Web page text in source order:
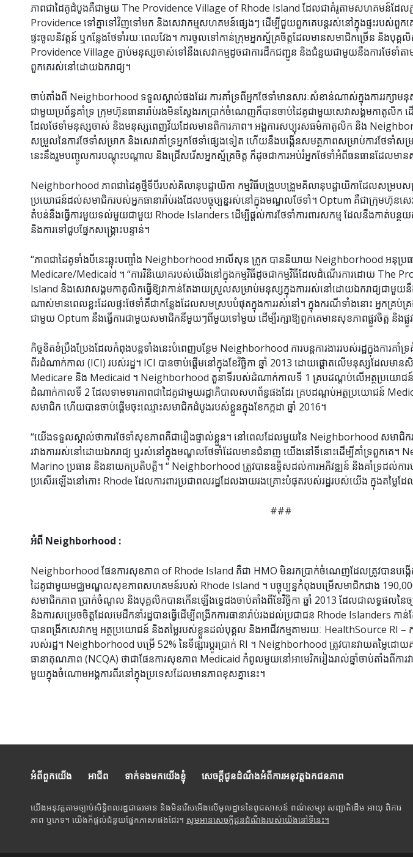
ភាពជាដៃគូដំបូងគឺជាមួយ The Providence Village of Rhode Island ដែលជាគំរូតាមសហគមន៍ដែ
Providence ទៅគ្នាទៅវិញទៅមក និងសេវាកម្មសហគមន៍ផ្សេងៗ ដើម្បីជួយពួកគេបន្តរស់នៅក្នុងផ្ទះរបស់ពួក
ផ្ទះចូលនិវត្តន៍ ឬកន្លែងថែទាំរយៈពេលវែង។ ការចូលទៅកាន់ក្រុមអ្នកស្ម័គ្រចិត្តដែលមានសមាជិកច្រើន និងបុគ្
Providence Village ភ្ជាប់មនុស្សចាស់ទៅនឹងសេវាកម្មដូចជាការដឹកជញ្ជូន និងជំនួយជាមួយនឹងការថែទាំតា
ពួកគេរស់នៅដោយឯករាជ្យ។
ចាប់តាំងពី Neighborhood ទទួលស្គាល់ផងដែរ ការគាំទ្រពីអ្នកថែទាំមានសារៈសំខាន់ណាស់ក្នុងការរក្ស
ជាមួយប្រព័ន្ធគាំទ្រ ក្រុមហ៊ុនធានារ៉ាប់រងមិនស្វែងរកប្រាក់ចំណេញក៏បានចាប់ដៃគូជាមួយសេវាសង្គមកាតូលិក ដ
ដែលថែទាំមនុស្សចាស់ និងមនុស្សពេញវ័យដែលមានពិការភាព។ អង្គការសប្បុរសធម៌កាតូលិក និង
សម្រួលនៃការថែទាំសម្រាក និងសេវាគាំទ្រអ្នកថែទាំផ្សេងទៀត ហើយនឹងបង្កើនសមត្ថភាពសម្រាប់ការថែទាំ
នេះនឹងរួមបញ្ចូលការបណ្តុះបណ្តាល និងជ្រើសរើសអ្នកស្ម័គ្រចិត្ត ក៏ដូចជាការអប់រំអ្នកថែទាំអំពីធនធានដែលមា
Neighborhood ភាពជាដៃគូថ្មីទីបីរបស់គិលានុបដ្ឋាយិកា កម្មវិធីបង្រួបបង្រួមគិលានុបដ្ឋាយិកាដែលសម្រ
ប្រយោជន៍ដល់សមាជិករបស់អ្នកធានារ៉ាប់រងដែលបច្ចុប្បន្នរស់នៅក្នុងមណ្ឌលថែទាំ។ Optum គឺជាក្រុមហ៊ុនស
តំបន់នឹងធ្វើការមួយទល់មួយជាមួយ Rhode Islanders ដើម្បីផ្តល់ការថែទាំការពារសកម្ម ដែលនឹងកាត់បន្ថយ
និងការទៅជួបផ្នែកសង្គ្រោះបន្ទាន់។
“ភាពជាដៃគូទាំងបីនេះឆ្លុះបញ្ចាំង Neighborhood អាលីសុន ក្រូក បាននិយាយ Neighborhood អនុប្
Medicare/Medicaid ។ “ការវិនិយោគរបស់យើងនៅក្នុងកម្មវិធីដូចជាកម្មវិធីដែលដំណើរការដោយ The
Island និងសេវាសង្គមកាតូលិកធ្វើឱ្យវាកាន់តែងាយស្រួលសម្រាប់មនុស្សក្នុងការរស់នៅដោយឯករាជ្យជាមួយនឹង
ណាស់មានពេលខ្លះដែលផ្ទះថែទាំគឺជាកន្លែងដែលសមស្របបំផុតក្នុងការរស់នៅ។ ក្នុង​ករណី​ទាំង​នោះ អ្នក​គ្រប់​
ជាមួយ Optum នឹង​ធ្វើ​ការ​ជាមួយ​សមាជិក​នីមួយៗ​ពី​មួយ​ទៅ​មួយ ដើម្បី​រក្សា​ឱ្យ​ពួកគេ​មាន​សុខភាព​ផ្លូវ​ចិត្ត និង​ផ្លូ
កិច្ចខិតខំប្រឹងប្រែងដែលកំពុងបន្តទាំងនេះបំពេញបន្ថែម Neighborhood ការបន្តការងាររបស់រដ្ឋក្នុងការគាំទ្រ
ពីរដំណាក់កាល (ICI) របស់រដ្ឋ។ ICI បានចាប់ផ្តើមនៅក្នុងខែវិច្ឆិកា ឆ្នាំ 2013 ដោយផ្តោតលើមនុស្សដែលមា
Medicare និង Medicaid ។ Neighborhood តួនាទីរបស់ដំណាក់កាលទី 1 គ្របដណ្តប់លើអត្ថប្រយោជន៍
ដំណាក់កាលទី 2 ដែលទាមទារភាពជាដៃគូជាមួយរដ្ឋាភិបាលសហព័ន្ធផងដែរ គ្របដណ្តប់អត្ថប្រយោជន៍
សមាជិក ហើយបានចាប់ផ្តើមចុះឈ្មោះសមាជិកដំបូងរបស់ខ្លួនក្នុងខែកក្កដា ឆ្នាំ 2016។
“យើងទទួលស្គាល់ថាការថែទាំសុខភាពគឺជារឿងផ្ទាល់ខ្លួន។ នៅពេលដែលមួយនៃ Neighborhood សមាជិក
រវាងការរស់នៅដោយឯករាជ្យ ឬរស់នៅក្នុងមណ្ឌលថែទាំដែលមានជំនាញ យើងនៅទីនោះដើម្បីគាំទ្រពួកគេ
Marino ប្រធាន និងនាយកប្រតិបត្តិ។ “ Neighborhood ត្រូវបានឧទ្ទិសដល់ការអភិវឌ្ឍន៍ និងគាំទ្រដល់ការប
ប្រសើរឡើងនៅកោះ Rhode ដែលការពារប្រជាពលរដ្ឋដែលងាយរងគ្រោះបំផុតរបស់រដ្ឋរបស់យើង ក្នុងតម្លៃដ
###
អំពី Neighborhood :
Neighborhood ផែនការសុខភាព of Rhode Island គឺជា HMO មិនរកប្រាក់ចំណេញដែលត្រូវបានបង្កើត
ដៃគូជាមួយមជ្ឈមណ្ឌលសុខភាពសហគមន៍របស់ Rhode Island ។ បច្ចុប្បន្នកំពុងបម្រើសមាជិកជាង
សមាជិកភាព ប្រាក់ចំណូល និងបុគ្គលិកបានកើនឡើងទ្វេដងចាប់តាំងពីខែវិច្ឆិកា ឆ្នាំ 2013 ដែលជាលទ្ធផលនៃ
និងការសម្រេចចិត្តដែលមេដឹកនាំរដ្ឋបានធ្វើដើម្បីពង្រីកការធានារ៉ាប់រងដល់ប្រជាជន Rhode Islanders ក
បានពង្រីកសេវាកម្ម អត្ថប្រយោជន៍ និងតម្លៃរបស់ខ្លួនដល់បុគ្គល និងអាជីវកម្មតាមរយៈ HealthSource RI – កា
របស់រដ្ឋ។ Neighborhood បម្រើ 52% នៃទីផ្សារប្តូរប្រាក់ RI ។ Neighborhood ត្រូវបានវាយតម្លៃដោយ
ធានាគុណភាព (NCQA) ថាជាផែនការសុខភាព Medicaid កំពូលមួយនៅអាមេរិករៀងរាល់ឆ្នាំចាប់តាំងពីការវាយ
មួយក្នុងចំណោមអង្គការពីរនៅក្នុងប្រទេសដែលមានភាពខុសគ្នានេះ។
អំពីពួកយើង អាជីព ទាក់ទងមកយើងខ្ញុំ សេចក្តីជូនដំណឹងអំពីការអនុវត្តឯកជនភាព
យើងអនុវត្តតាមច្បាប់សិទ្ធិពលរដ្ឋជាធរមាន និងមិនរើសអើងលើមូលដ្ឋាននៃពូជសាសន៍ ពណ៌សម្បុរ សញ្ជាតិដើម អាយុ ពិការ
ភាព ឬភេទ។ យើងក៏ផ្តល់ជំនួយផ្នែកភាសាផងដែរ។ សូមអានសេចក្តីជូនដំណឹងរបស់យើងនៅទីនេះ។